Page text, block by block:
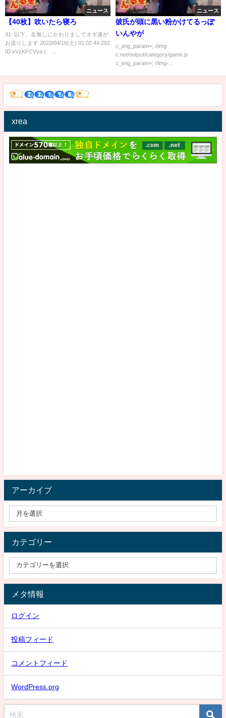
ニュース
【40枚】吹いたら寝ろ
41: 以下、名無しにかわりましてネギ速が
お送りします 2022/04/16(土) 01:02:44.282
ID:xVzKFCVya (´...
ニュース
彼氏が頭に黒い粉かけてるっぽ
いんやが
c_img_param=; //img-
c.net/output/category/game.js
c_img_param=; //img-...
xrea
アーカイブ
カテゴリー
メタ情報
ログイン
投稿フィード
コメントフィード
WordPress.org